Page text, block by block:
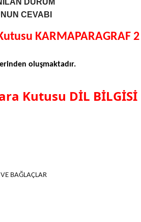
CEVABI
KARMAPARAGRAF 2
oluşmaktadır.
Kutusu DİL BİLGİSİ
BAĞLAÇLAR